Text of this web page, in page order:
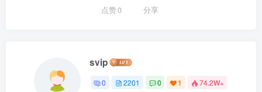
点赞0 分享
svip
0 2201 0 1 74.2W+